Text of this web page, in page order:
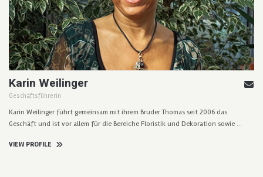
Karin Weilinger
Geschäftsführerin
Karin Weilinger führt gemeinsam mit ihrem Bruder Thomas seit 2006 das
Geschäft und ist vor allem für die Bereiche Floristik und Dekoration sowie …
VIEW PROFILE